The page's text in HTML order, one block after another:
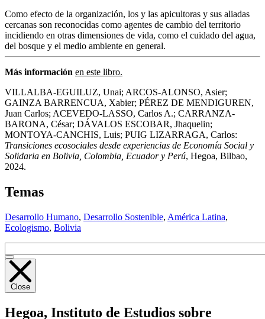
Como efecto de la organización, los y las apicultoras y sus aliadas
cercanas son reconocidas como agentes de cambio del territorio
incidiendo en otras dimensiones de vida, como el cuidado del agua,
del bosque y el medio ambiente en general.
Más información en este libro.
VILLALBA-EGUILUZ, Unai;ARCOS-ALONSO, Asier;
GAINZA BARRENCUA, Xabier; PÉREZ DE MENDIGUREN,
Juan Carlos;ACEVEDO-LASSO, Carlos A.; CARRANZA-
BARONA, César; DÁVALOS ESCOBAR, Jhaquelin;
MONTOYA-CANCHIS, Luis; PUIG LIZARRAGA, Carlos:
Transiciones ecosociales desde experiencias de Economía Social y
Solidaria en Bolivia, Colombia, Ecuador y Perú, Hegoa, Bilbao,
2024.
Temas
Desarrollo Humano, Desarrollo Sostenible, América Latina,
Ecologismo, Bolivia
Close
Hegoa, Instituto de Estudios sobre